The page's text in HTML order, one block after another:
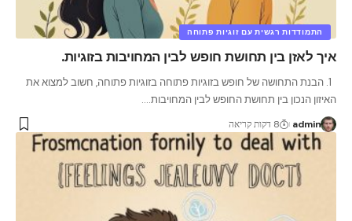
התמודדות רגשית עם זוגיות פתוחה
איך לאזן בין תחושת חופש לבין המחויבות בזוגיות.
1. הבנת התחושה של חופש בזוגיות פתוחה בזוגיות פתוחה, חשוב למצוא את
האיזון הנכון בין תחושת החופש לבין המחויבות.…
admin 8 דקות קריאה